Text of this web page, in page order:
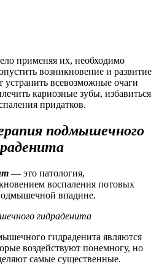
применяя их, необходимо
возникновение и развитие
устранить всевозможные очаги
кариозные зубы, избавиться
придатков.
подмышечного
— это патология,
воспаления потовых
впадине.
гидраденита
гидраденита являются
воздействуют понемногу, но
самые существенные.